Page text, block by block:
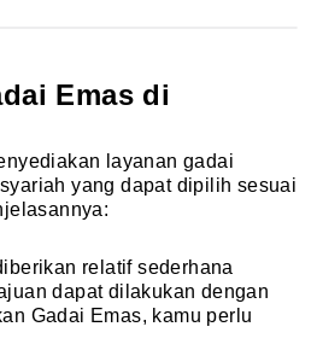
Emas di
layanan gadai
yang dapat dipilih sesuai
relatif sederhana
dapat dilakukan dengan
Gadai Emas, kamu perlu